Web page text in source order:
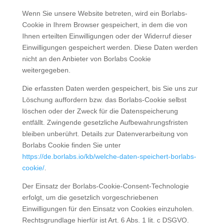
Wenn Sie unsere Website betreten, wird ein Borlabs-
Cookie in Ihrem Browser gespeichert, in dem die von
Ihnen erteilten Einwilligungen oder der Widerruf dieser
Einwilligungen gespeichert werden. Diese Daten werden
nicht an den Anbieter von Borlabs Cookie
weitergegeben.
Die erfassten Daten werden gespeichert, bis Sie uns zur
Löschung auffordern bzw. das Borlabs-Cookie selbst
löschen oder der Zweck für die Datenspeicherung
entfällt. Zwingende gesetzliche Aufbewahrungsfristen
bleiben unberührt. Details zur Datenverarbeitung von
Borlabs Cookie finden Sie unter
https://de.borlabs.io/kb/welche-daten-speichert-borlabs-
cookie/.
Der Einsatz der Borlabs-Cookie-Consent-Technologie
erfolgt, um die gesetzlich vorgeschriebenen
Einwilligungen für den Einsatz von Cookies einzuholen.
Rechtsgrundlage hierfür ist Art. 6 Abs. 1 lit. c DSGVO.